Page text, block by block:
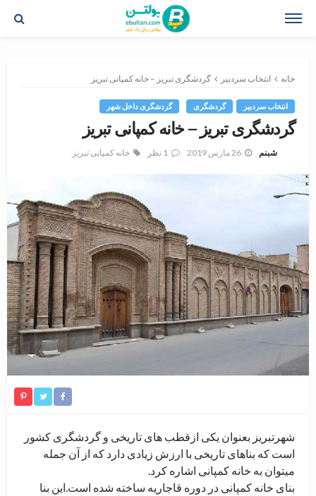
خانه انتخاب سردبیر گردشگری تبریز – خانه کمپانی تبریز
انتخاب سردبیر گردشگری گردشگری داخل شهر
گردشگری تبریز – خانه کمپانی تبریز
شبنم 26 مارس 2019 1 نظر خانه کمپانی تبریز
شهرتبریز بعنوان یکی ازقطب های تاریخی و گردشگری کشور
است که بناهای تاریخی با ارزش زیادی دارد که از آن جمله
میتوان به خانه کمپانی اشاره کرد.
بنای خانه کمپانی در دوره قاجاریه ساخته شده است.این بنا